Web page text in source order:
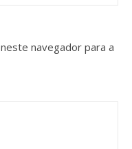
navegador para a